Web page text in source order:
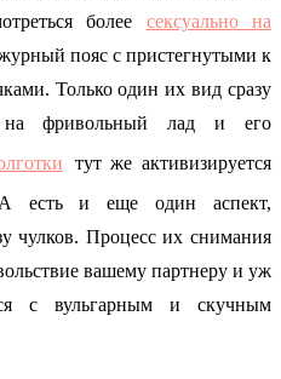
более сексуально на
пояс с пристегнутыми к
Только один их вид сразу
на фривольный лад и его
тут же активизируется
А есть и еще один аспект,
чулков. Процесс их снимания
вашему партнеру и уж
с вульгарным и скучным